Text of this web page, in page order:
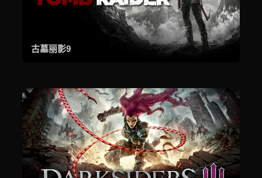
古墓丽影9